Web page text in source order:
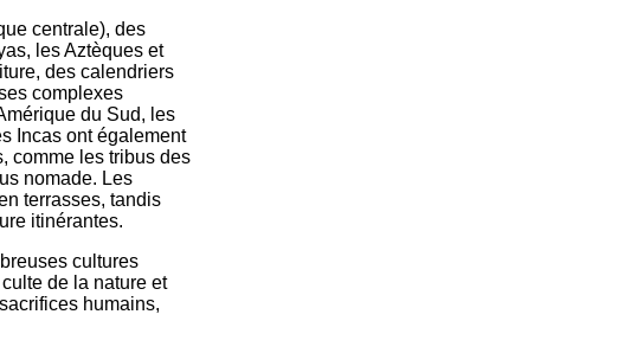
centrale), des
les Aztèques et
des calendriers
complexes
du Sud, les
Incas ont également
comme les tribus des
nomade. Les
terrasses, tandis
itinérantes.
cultures
de la nature et
humains,